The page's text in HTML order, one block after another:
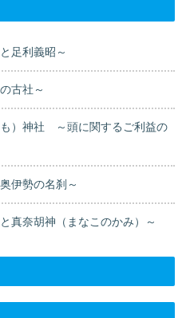
足利義昭～
古社～
）神社 ～頭に関するご利益の
伊勢の名刹～
真奈胡神（まなこのかみ）～